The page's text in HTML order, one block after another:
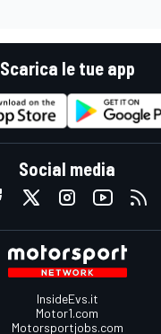
Scarica le tue app
Social media
InsideEvs.it
Motor1.com
Motorsportjobs.com